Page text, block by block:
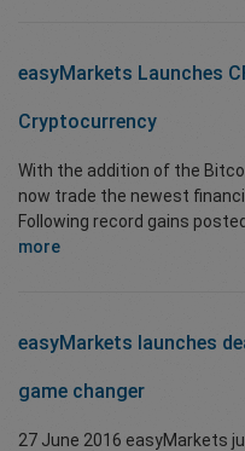
easyMarkets Launches
Cryptocurrency
With the addition of the
now trade the newest
Following record gains
more
easyMarkets launches
game changer
27 June 2016 easyMarkets